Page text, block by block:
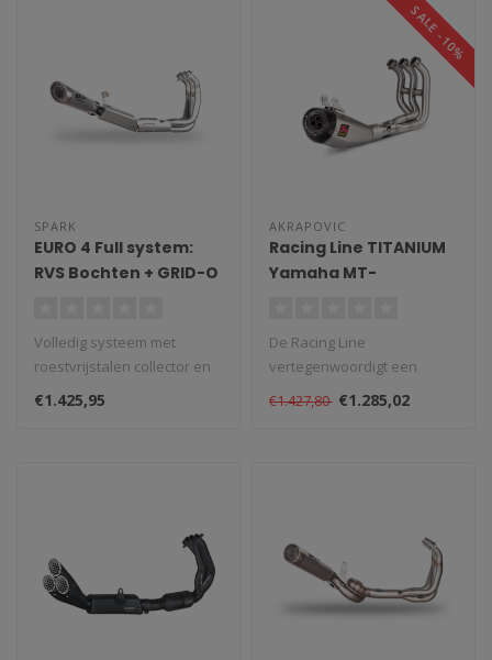
SPARK
EURO 4 Full system:
RVS Bochten + GRID-O
900 (2013-2020)
Volledig systeem met
roestvrijstalen collector en
GRID-O-demper volledig
€1.425,95
SALE -10%
AKRAPOVIC
Racing Line TITANIUM
Yamaha MT-
De Racing Line
vertegenwoordigt een
volledige stap in het
afstemmingsproces van ..
€1.427,80 €1.285,02